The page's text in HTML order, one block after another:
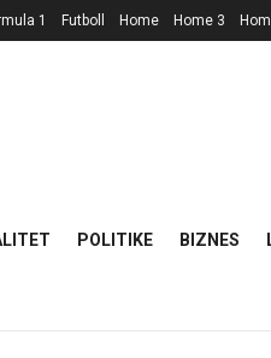
1 Futboll Home Home 3
POLITIKE BIZNES